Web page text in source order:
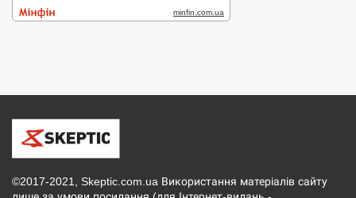
©2017-2021, Skeptic.com.ua Використання матеріалів сайту